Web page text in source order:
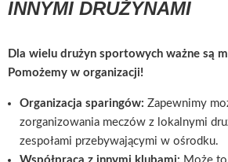
INNYMI DRUŻYNAMI
Dla wielu drużyn sportowych ważne są
Pomożemy w organizacji!
Organizacja sparingów: Zapewnimy
zorganizowania meczów z lokalnymi
zespołami przebywającymi w ośrodku.